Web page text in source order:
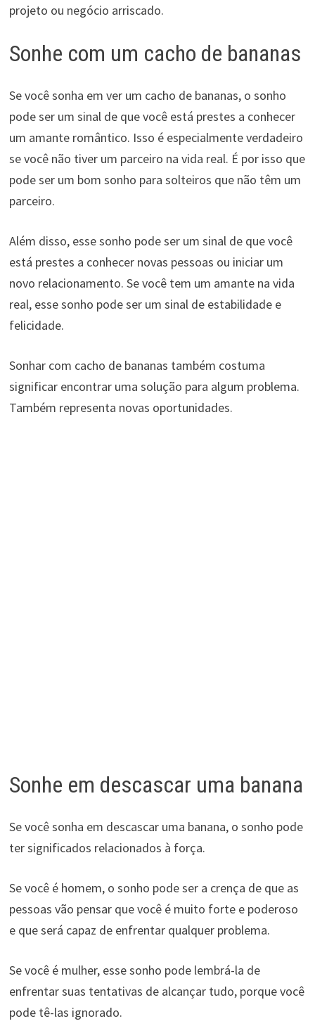
projeto ou negócio arriscado.
Sonhe com um cacho de bananas
Se você sonha em ver um cacho de bananas, o sonho
pode ser um sinal de que você está prestes a conhecer
um amante romântico. Isso é especialmente verdadeiro
se você não tiver um parceiro na vida real. É por isso que
pode ser um bom sonho para solteiros que não têm um
parceiro.
Além disso, esse sonho pode ser um sinal de que você
está prestes a conhecer novas pessoas ou iniciar um
novo relacionamento. Se você tem um amante na vida
real, esse sonho pode ser um sinal de estabilidade e
felicidade.
Sonhar com cacho de bananas também costuma
significar encontrar uma solução para algum problema.
Também representa novas oportunidades.
Sonhe em descascar uma banana
Se você sonha em descascar uma banana, o sonho pode
ter significados relacionados à força.
Se você é homem, o sonho pode ser a crença de que as
pessoas vão pensar que você é muito forte e poderoso
e que será capaz de enfrentar qualquer problema.
Se você é mulher, esse sonho pode lembrá-la de
enfrentar suas tentativas de alcançar tudo, porque você
pode tê-las ignorado.